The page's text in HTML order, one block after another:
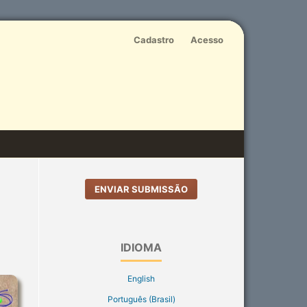
Cadastro Acesso
ENVIAR SUBMISSÃO
IDIOMA
English
Português (Brasil)